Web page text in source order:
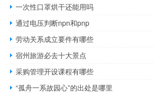
一次性口罩烘干还能用吗
通过电压判断npn和pnp
劳动关系成立要件有哪些
宿州旅游必去十大景点
采购管理开设课程有哪些
“孤舟一系故园心”的出处是哪里